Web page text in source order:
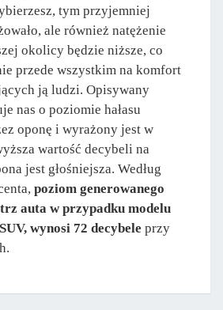
tym przyjemniej
ale również natężenie
okolicy będzie niższe, co
przede wszystkim na komfort
ją ludzi. Opisywany
nas o poziomie hałasu
oponę i wyrażony jest w
wartość decybeli na
jest głośniejsza. Według
poziom generowanego
auta w przypadku modelu
wynosi 72 decybele przy